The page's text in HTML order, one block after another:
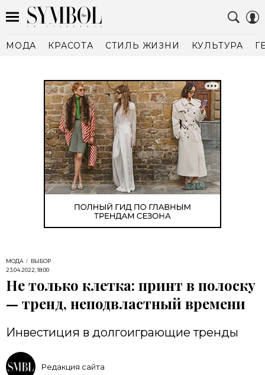
МОДА КРАСОТА СТИЛЬ ЖИЗНИ КУЛЬТУРА
МОДА
ВЫБОР
23.04.2022, 18:00
Не только клетка: принт в полоску
— тренд, неподвластный времени
Инвестиция в долгоиграющие тренды
Редакция сайта